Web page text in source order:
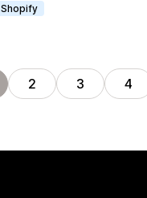
2 3 4